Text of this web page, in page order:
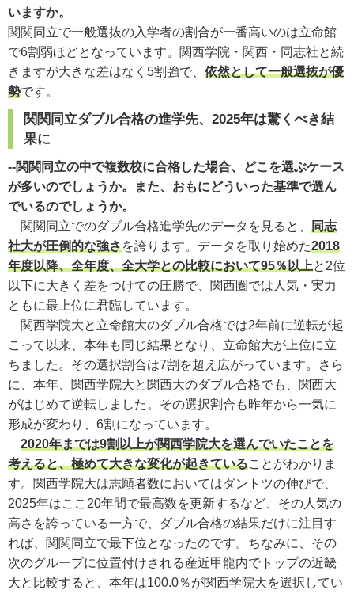
いますか。
関関同立で一般選抜の入学者の割合が一番高いのは立命館
で6割弱ほどとなっています。関西学院・関西・同志社と続
きますが大きな差はなく5割強で、 依然として一般選抜が優
勢です。
関関同立ダブル合格の進学先、2025年は驚くべき結
果に
--関関同立の中で複数校に合格した場合、どこを選ぶケース
が多いのでしょうか。また、おもにどういった基準で選ん
でいるのでしょうか。
関関同立でのダブル合格進学先のデータを見ると、 同志
社大が圧倒的な強さを誇ります。データを取り始めた2018
年度以降、全年度、全大学との比較において95％以上と2位
以下に大きく差をつけての圧勝で、関西圏では人気・実力
ともに最上位に君臨しています。
関西学院大と立命館大のダブル合格では2年前に逆転が起
こって以来、本年も同じ結果となり、立命館大が上位に立
ちました。その選択割合は7割を超え広がっています。さら
に、本年、関西学院大と関西大のダブル合格でも、関西大
がはじめて逆転しました。その選択割合も昨年から一気に
形成が変わり、6割になっています。
2020年までは9割以上が関西学院大を選んでいたことを
考えると、極めて大きな変化が起きていることがわかりま
す。関西学院大は志願者数においてはダントツの伸びで、
2025年はここ20年間で最高数を更新するなど、その人気の
高さを誇っている一方で、ダブル合格の結果だけに注目す
れば、関関同立で最下位となったのです。ちなみに、その
次のグループに位置付けされる産近甲龍内でトップの近畿
大と比較すると、本年は100.0％が関西学院大を選択してい